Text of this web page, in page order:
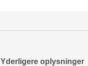
Yderligere oplysninger